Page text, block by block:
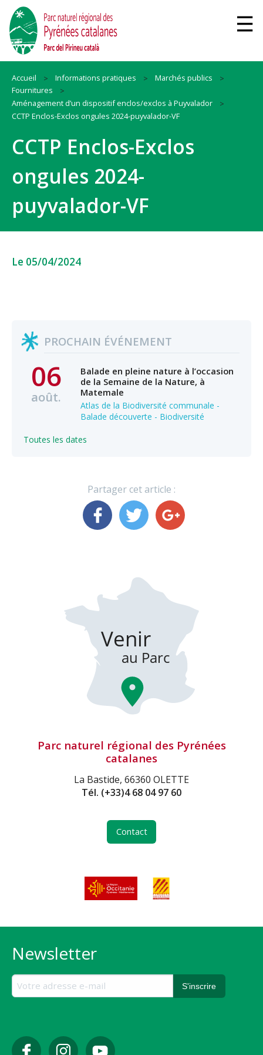
Accueil Informations pratiques
Marchés publics
Fournitures
Aménagement d’un dispositif enclos/exclos à Puyvalador
CCTP Enclos-Exclos ongules 2024-puyvalador-VF
CCTP Enclos-Exclos
ongules 2024-
puyvalador-VF
Le 05/04/2024
PROCHAIN ÉVÉNEMENT
06
août.
Balade en pleine nature à l’occasion
de la Semaine de la Nature, à
Matemale
Atlas de la Biodiversité communale -
Balade découverte - Biodiversité
Toutes les dates
Partager cet article :
Parc naturel régional des Pyrénées
catalanes
La Bastide, 66360 OLETTE
Tél. (+33)4 68 04 97 60
Contact
Newsletter